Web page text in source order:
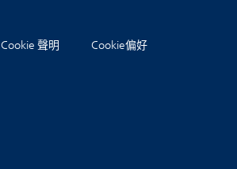
Cookie 聲明 Cookie偏好